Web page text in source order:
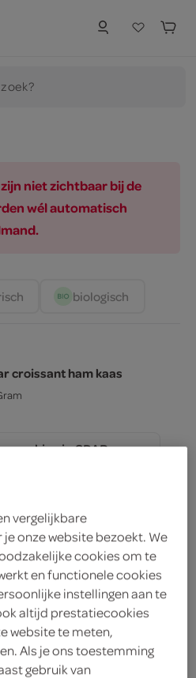
niet zichtbaar bij de
wél automatisch
biologisch
croissant ham kaas
kies je SPAR
croissant ham-kaas
kies je SPAR
kaascroissant
vergelijkbare
onze website bezoekt. We
cookies om te
en functionele cookies
instellingen aan te
altijd prestatiecookies
website te meten,
Als je ons toestemming
gebruik van